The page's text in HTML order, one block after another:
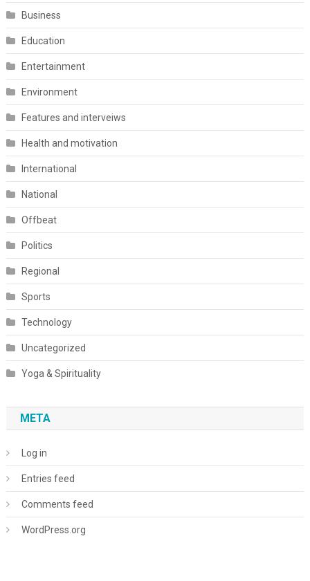
Business
Education
Entertainment
Environment
Features and interveiws
Health and motivation
International
National
Offbeat
Politics
Regional
Sports
Technology
Uncategorized
Yoga & Spirituality
META
Log in
Entries feed
Comments feed
WordPress.org